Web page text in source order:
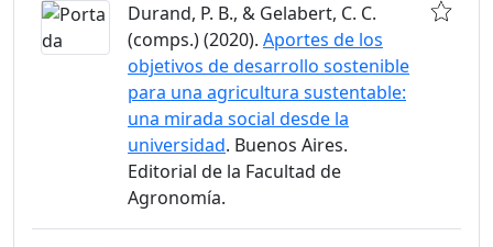
Durand, P. B., & Gelabert, C. C.
(comps.) (2020). Aportes de los
objetivos de desarrollo sostenible
para una agricultura sustentable:
una mirada social desde la
universidad. Buenos Aires.
Editorial de la Facultad de
Agronomía.